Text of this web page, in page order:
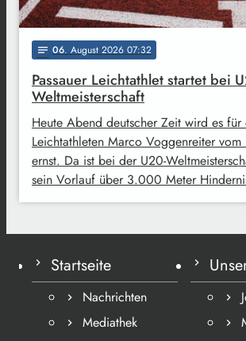
notes 06. August 2026 07:32
Passauer Leichtathlet startet bei
Weltmeisterschaft
Heute Abend deutscher Zeit wird es für
Leichtathleten Marco Voggenreiter vom
ernst. Da ist bei der U20-
sein Vorlauf über 3.000 Meter
Startseite
Nachrichten
Mediathek